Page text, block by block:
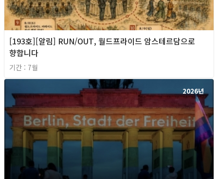
[193호][알림] RUN/OUT, 월드프라이드 암스테르담으로
향합니다
기간 : 7월
2026년